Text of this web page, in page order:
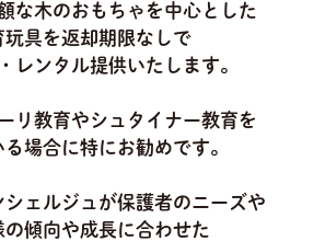
な木のおもちゃを中心とした
玩具を返却期限なしで
レンタル提供いたします。
リ教育やシュタイナー教育を
場合に特にお勧めです。
シェルジュが保護者のニーズや
の傾向や成長に合わせた